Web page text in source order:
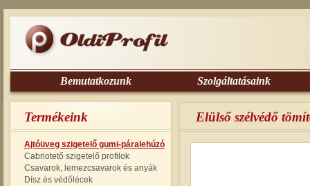
Bemutatkozunk Szolgáltatásaink
Termékeink
Ajtóüveg szigetelő gumi-páralehúzó
Cabriotető szigetelő profilok
Csavarok, lemezcsavarok és anyák
Dísz és védőlécek
Elülső szélvédő